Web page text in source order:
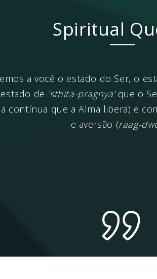
Spiritual
a você o estado do Ser, o
de 'sthita-pragnya'que o
contínua que a Alma libera) e
e aversão (raag-